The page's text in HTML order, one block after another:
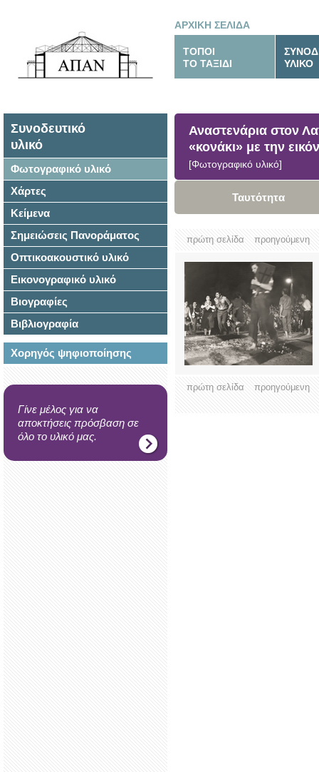
ΑΡΧΙΚΗ ΣΕΛΙΔΑ
ΤΟΠΟΙ
ΤΟ ΤΑΞΙΔΙ
ΥΛΙΚΟ
Συνοδευτικό
υλικό
Φωτογραφικό υλικό
Χάρτες
Κείμενα
Σημειώσεις Πανοράματος
Οπτικοακουστικό υλικό
Εικονογραφικό υλικό
Βιογραφίες
Βιβλιογραφία
Χορηγός ψηφιοποίησης
Γίνε μέλος για να
αποκτήσεις πρόσβαση σε
όλο το υλικό μας.
Αναστενάρια στον
«κονάκι» με την
[Φωτογραφικό υλικό]
Ταυτότητα
πρώτη σελίδα προηγούμενη
πρώτη σελίδα προηγούμενη